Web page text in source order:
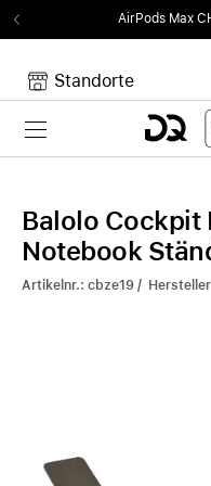
AirPods Max CHF
Standorte
Toggle navigation
Balolo
Notebook
Artikelnr.: cbze19 /